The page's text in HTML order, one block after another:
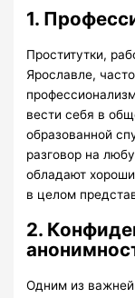
1.
Проститутки,
Ярославле,
вести себя в
образованной
разговор на
обладают
в целом
2.
Одним из